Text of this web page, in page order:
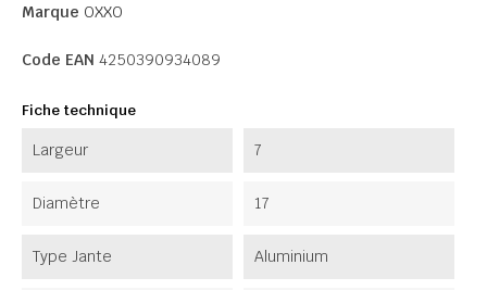
Marque OXXO
Code EAN 4250390934089
Fiche technique
Largeur 7
Diamètre 17
Type Jante Aluminium